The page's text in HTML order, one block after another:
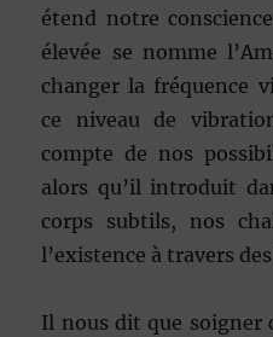
étend notre
élevée se nomme
changer la fréquence
ce niveau de
compte de nos
alors qu’il introduit
corps subtils, nos
l’existence à travers
Il nous dit que soigner